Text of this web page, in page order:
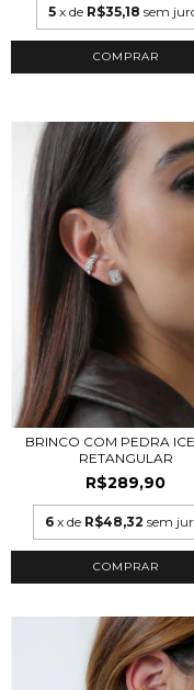
5 x de R$35,18 sem
COMPRAR
BRINCO COM PEDRA
RETANGULAR
R$289,90
6 x de R$48,32 sem
COMPRAR